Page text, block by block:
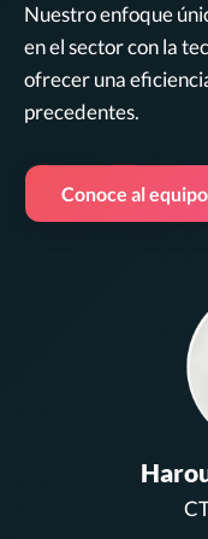
Nuestro enfoque
en el sector con la
ofrecer una
precedentes.
Conoce al equipo